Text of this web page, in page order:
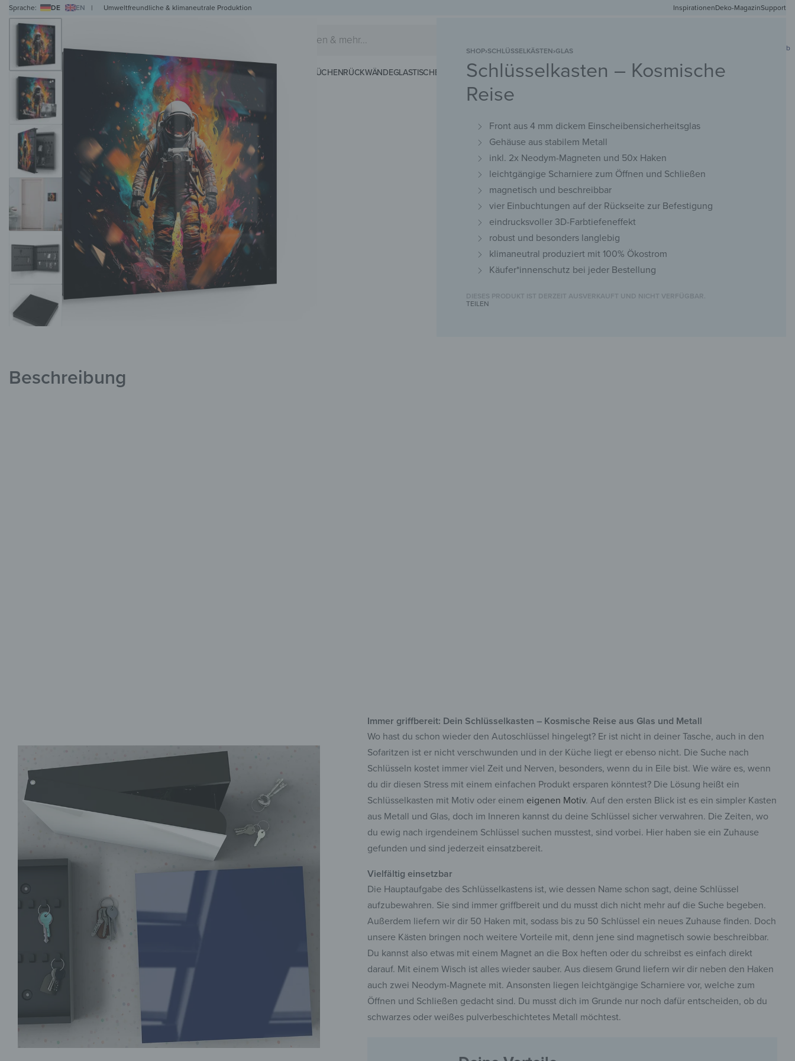
Sprache: DE EN | Umweltfreundliche & klimaneutrale Produktion InspirationenDeko-MagazinSupport
Warenkorb
WANDBILDERWANDUHREN MAGNETTAFELN HERDABDECKPLATTENKLEIDERHAKEN KÜCHENRÜCKWÄNDEGLASTISCHE SCHNEIDEBRETTERMAGNETMATTENSCHLÜSSELBRETTERKREIDETAFELN WANDSPIEGEL
SHOP›SCHLÜSSELKÄSTEN›GLAS
Schlüsselkasten – Kosmische
Reise
Front aus 4 mm dickem Einscheibensicherheitsglas
Gehäuse aus stabilem Metall
inkl. 2x Neodym-Magneten und 50x Haken
leichtgängige Scharniere zum Öffnen und Schließen
magnetisch und beschreibbar
vier Einbuchtungen auf der Rückseite zur Befestigung
eindrucksvoller 3D-Farbtiefeneffekt
robust und besonders langlebig
klimaneutral produziert mit 100% Ökostrom
Käufer*innenschutz bei jeder Bestellung
DIESES PRODUKT IST DERZEIT AUSVERKAUFT UND NICHT VERFÜGBAR.
TEILEN
Beschreibung
Immer griffbereit: Dein Schlüsselkasten – Kosmische Reise aus Glas und Metall
Wo hast du schon wieder den Autoschlüssel hingelegt? Er ist nicht in deiner Tasche, auch in den
Sofaritzen ist er nicht verschwunden und in der Küche liegt er ebenso nicht. Die Suche nach
Schlüsseln kostet immer viel Zeit und Nerven, besonders, wenn du in Eile bist. Wie wäre es, wenn
du dir diesen Stress mit einem einfachen Produkt ersparen könntest? Die Lösung heißt ein
Schlüsselkasten mit Motiv oder einem eigenen Motiv. Auf den ersten Blick ist es ein simpler Kasten
aus Metall und Glas, doch im Inneren kannst du deine Schlüssel sicher verwahren. Die Zeiten, wo
du ewig nach irgendeinem Schlüssel suchen musstest, sind vorbei. Hier haben sie ein Zuhause
gefunden und sind jederzeit einsatzbereit.
Vielfältig einsetzbar
Die Hauptaufgabe des Schlüsselkastens ist, wie dessen Name schon sagt, deine Schlüssel
aufzubewahren. Sie sind immer griffbereit und du musst dich nicht mehr auf die Suche begeben.
Außerdem liefern wir dir 50 Haken mit, sodass bis zu 50 Schlüssel ein neues Zuhause finden. Doch
unsere Kästen bringen noch weitere Vorteile mit, denn jene sind magnetisch sowie beschreibbar.
Du kannst also etwas mit einem Magnet an die Box heften oder du schreibst es einfach direkt
darauf. Mit einem Wisch ist alles wieder sauber. Aus diesem Grund liefern wir dir neben den Haken
auch zwei Neodym-Magnete mit. Ansonsten liegen leichtgängige Scharniere vor, welche zum
Öffnen und Schließen gedacht sind. Du musst dich im Grunde nur noch dafür entscheiden, ob du
schwarzes oder weißes pulverbeschichtetes Metall möchtest.